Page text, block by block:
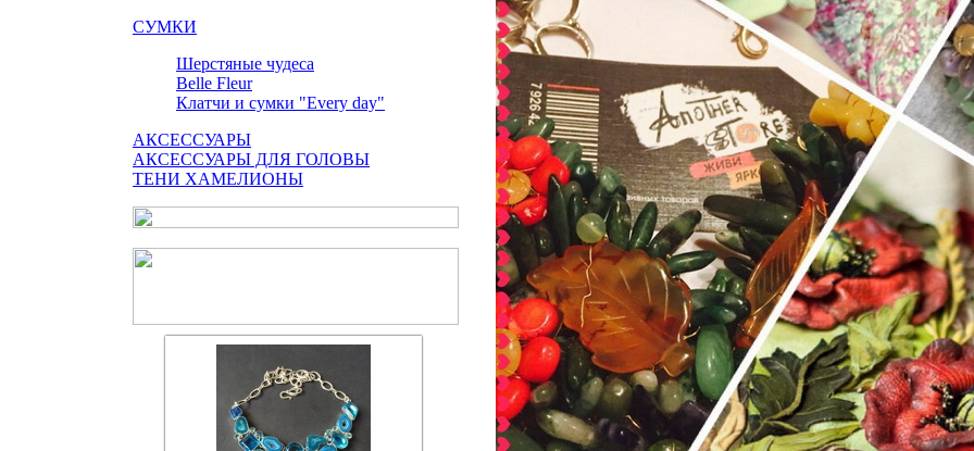
СУМКИ
Шерстяные чудеса
Belle Fleur
Клатчи и сумки "Every day"
АКСЕССУАРЫ
АКСЕССУАРЫ ДЛЯ ГОЛОВЫ
ТЕНИ ХАМЕЛИОНЫ